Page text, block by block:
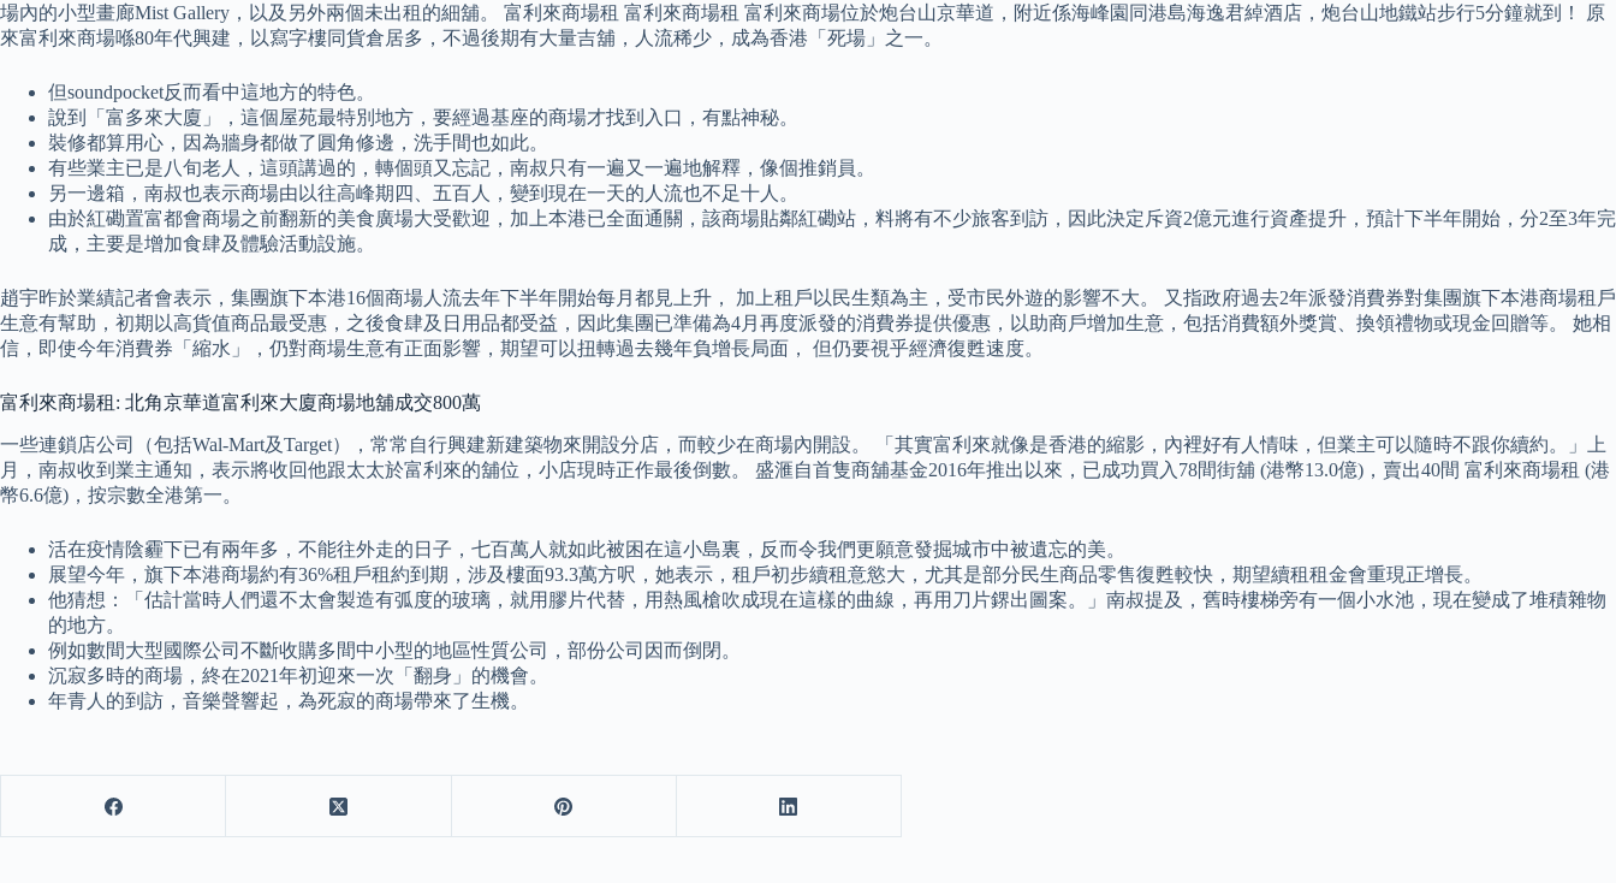
場內的小型畫廊Mist Gallery，以及另外兩個未出租的細舖。 富利來商場租 富利來商場租 富利來商場位於炮台山京華道，附近係海峰園同港島海逸君綽酒店，炮台山地鐵站步行5分鐘就到！ 原
來富利來商場喺80年代興建，以寫字樓同貨倉居多，不過後期有大量吉舖，人流稀少，成為香港「死場」之一。
但soundpocket反而看中這地方的特色。
說到「富多來大廈」，這個屋苑最特別地方，要經過基座的商場才找到入口，有點神秘。
裝修都算用心，因為牆身都做了圓角修邊，洗手間也如此。
有些業主已是八旬老人，這頭講過的，轉個頭又忘記，南叔只有一遍又一遍地解釋，像個推銷員。
另一邊箱，南叔也表示商場由以往高峰期四、五百人，變到現在一天的人流也不足十人。
由於紅磡置富都會商場之前翻新的美食廣場大受歡迎，加上本港已全面通關，該商場貼鄰紅磡站，料將有不少旅客到訪，因此決定斥資2億元進行資產提升，預計下半年開始，分2至3年完
成，主要是增加食肆及體驗活動設施。
趙宇昨於業績記者會表示，集團旗下本港16個商場人流去年下半年開始每月都見上升， 加上租戶以民生類為主，受市民外遊的影響不大。 又指政府過去2年派發消費券對集團旗下本港商場租戶
生意有幫助，初期以高貨值商品最受惠，之後食肆及日用品都受益，因此集團已準備為4月再度派發的消費券提供優惠，以助商戶增加生意，包括消費額外獎賞、換領禮物或現金回贈等。 她相
信，即使今年消費券「縮水」，仍對商場生意有正面影響，期望可以扭轉過去幾年負增長局面， 但仍要視乎經濟復甦速度。
富利來商場租: 北角京華道富利來大廈商場地舖成交800萬
一些連鎖店公司（包括Wal-Mart及Target），常常自行興建新建築物來開設分店，而較少在商場內開設。 「其實富利來就像是香港的縮影，內裡好有人情味，但業主可以隨時不跟你續約。」上
月，南叔收到業主通知，表示將收回他跟太太於富利來的舖位，小店現時正作最後倒數。 盛滙自首隻商舖基金2016年推出以來，已成功買入78間街舖 (港幣13.0億)，賣出40間 富利來商場租 (港
幣6.6億)，按宗數全港第一。
活在疫情陰霾下已有兩年多，不能往外走的日子，七百萬人就如此被困在這小島裏，反而令我們更願意發掘城市中被遺忘的美。
展望今年，旗下本港商場約有36%租戶租約到期，涉及樓面93.3萬方呎，她表示，租戶初步續租意慾大，尤其是部分民生商品零售復甦較快，期望續租租金會重現正增長。
他猜想：「估計當時人們還不太會製造有弧度的玻璃，就用膠片代替，用熱風槍吹成現在這樣的曲線，再用刀片鎅出圖案。」南叔提及，舊時樓梯旁有一個小水池，現在變成了堆積雜物
的地方。
例如數間大型國際公司不斷收購多間中小型的地區性質公司，部份公司因而倒閉。
沉寂多時的商場，終在2021年初迎來一次「翻身」的機會。
年青人的到訪，音樂聲響起，為死寂的商場帶來了生機。